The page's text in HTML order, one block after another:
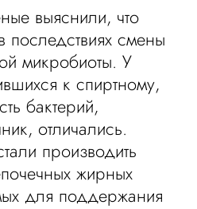
выяснили, что
смены
микробиоты. У
к спиртному,
бактерий,
отличались.
производить
жирных
для поддержания